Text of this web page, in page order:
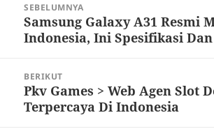
SEBELUMNYA
Pos
sebelumnya:
Samsung Galaxy A31 Resmi
Indonesia, Ini Spesifikasi
BERIKUT
Pos
berikutnya:
Pkv Games > Web Agen Slot
Terpercaya Di Indonesia